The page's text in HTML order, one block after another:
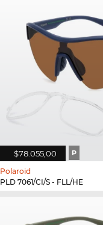
$78.055,00 P
Polaroid
PLD 7061/CI/S - FLL/HE